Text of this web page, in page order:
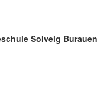
Solveig Burauen